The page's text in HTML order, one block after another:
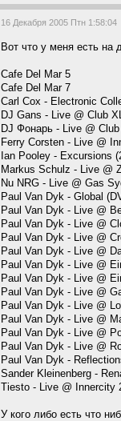
16 Декабря 2005 Птн 1:58:04
Вот что у меня есть на
Cafe Del Mar 5
Cafe Del Mar 7
Carl Cox - Electronic
DJ Gans - Live @ Club
DJ Фонарь - Live @
Ferry Corsten - Live @
Ian Pooley - Excursions
Markus Schulz - Live @
Nu NRG - Live @ Gas
Paul Van Dyk - Global
Paul Van Dyk - Live @
Paul Van Dyk - Live @
Paul Van Dyk - Live @
Paul Van Dyk - Live @
Paul Van Dyk - Live @
Paul Van Dyk - Live @
Paul Van Dyk - Live @
Paul Van Dyk - Live @
Paul Van Dyk - Live @
Paul Van Dyk - Live @
Paul Van Dyk - Live @
Paul Van Dyk -
Sander Kleinenberg -
Tiesto - Live @ Innercity
У кого либо есть что